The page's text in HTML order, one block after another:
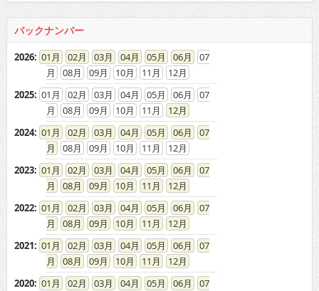
バックナンバー
2026: 01 02 03 04 05 06
07
08
09 10 11
12
2025: 01 02 03 04 05 06
07
08
09 10 11
12
2024: 01 02 03 04 05 06
07
08
09 10 11
12
2023: 01 02 03 04 05 06
07
08
09 10 11
12
2022: 01 02 03 04 05 06
07
08
09 10 11
12
2021: 01 02 03 04 05 06
07
08
09 10 11
12
2020: 01 02 03 04 05 06
07